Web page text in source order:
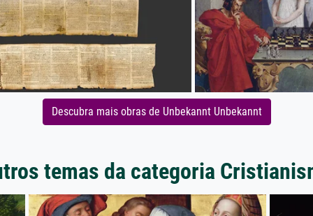
Descubra mais obras de Unbekannt Unbekannt
temas da categoria